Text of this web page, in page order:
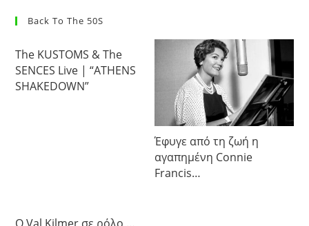
Back To The 50S
The KUSTOMS & The
SENCES Live | “ATHENS
SHAKEDOWN”
Έφυγε από τη ζωή η
αγαπημένη Connie
Francis…